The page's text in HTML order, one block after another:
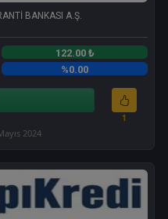
BANKASI A.Ş.
122.00 ₺
%0.00
1
2024